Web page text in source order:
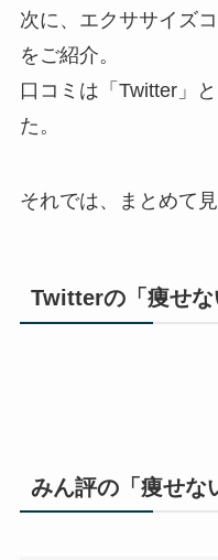
次に、エクササイズ
をご紹介。
口コミは「Twitter」
た。
それでは、まとめて
Twitterの「痩せな
みん評の「痩せな